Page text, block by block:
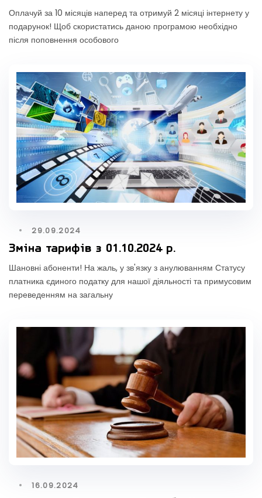
Оплачуй за 10 місяців наперед та отримуй 2 місяці інтернету у
подарунок! Щоб скористатись даною програмою необхідно
після поповнення особового
29.09.2024
Зміна тарифів з 01.10.2024 р.
Шановні абоненти! На жаль, у зв'язку з анулюванням Статусу
платника єдиного податку для нашої діяльності та примусовим
переведенням на загальну
16.09.2024